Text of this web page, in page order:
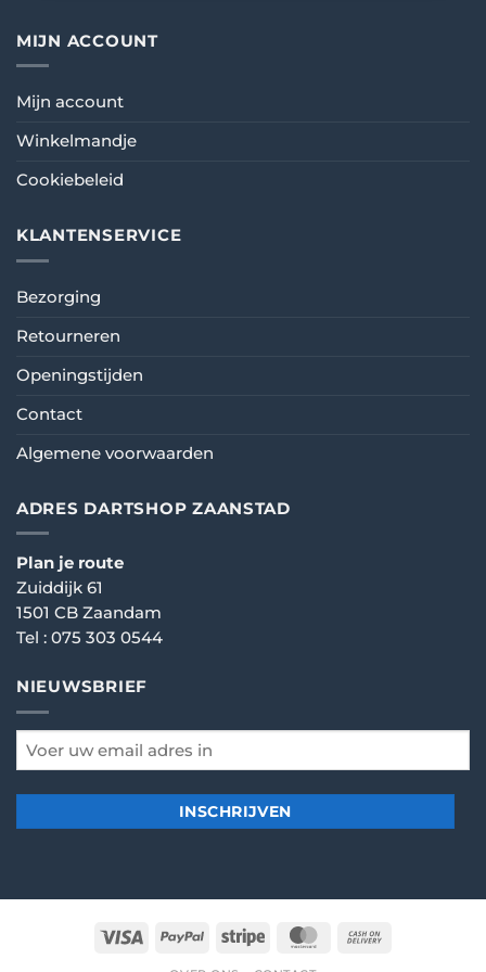
MIJN ACCOUNT
Mijn account
Winkelmandje
Cookiebeleid
KLANTENSERVICE
Bezorging
Retourneren
Openingstijden
Contact
Algemene voorwaarden
ADRES DARTSHOP ZAANSTAD
Plan je route
Zuiddijk 61
1501 CB Zaandam
Tel : 075 303 0544
NIEUWSBRIEF
email
*
Visa PayPal Stripe MasterCard